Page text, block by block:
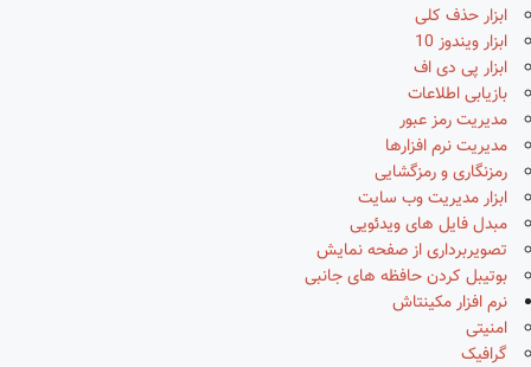
ابزار حذف کلی
ابزار ویندوز 10
ابزار پی دی اف
بازیابی اطلاعات
مدیریت رمز عبور
مدیریت نرم افزارها
رمزنگاری و رمزگشایی
ابزار مدیریت وب سایت
مبدل فایل های ویدئویی
تصویربرداری از صفحه نمایش
بوتیبل کردن حافظه های جانبی
نرم افزار مکینتاش
امنیتی
گرافیک